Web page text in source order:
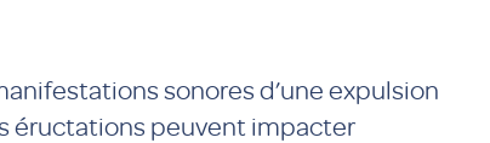
sonores d’une expulsion
éructations peuvent impacter